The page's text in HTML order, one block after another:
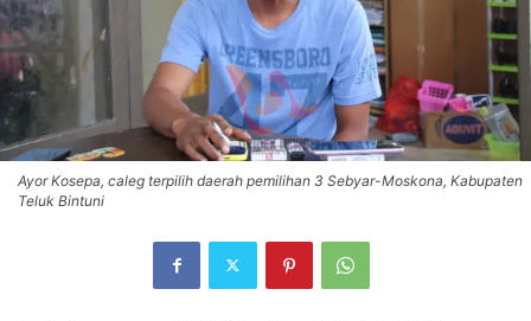
Ayor Kosepa, caleg terpilih daerah pemilihan 3 Sebyar-Moskona, Kabupaten
Teluk Bintuni